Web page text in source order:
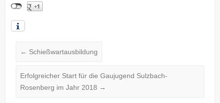
← Schießwartausbildung
Erfolgreicher Start für die Gaujugend Sulzbach-
Rosenberg im Jahr 2018 →